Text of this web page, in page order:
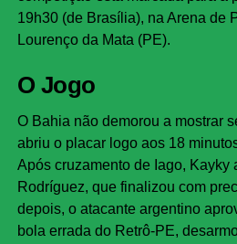
19h30 (de Brasília), na Arena de
Lourenço da Mata (PE).
O Jogo
O Bahia não demorou a mostrar
abriu o placar logo aos 18
Após cruzamento de Iago, Kayky
Rodríguez, que finalizou com
depois, o atacante argentino
bola errada do Retrô-PE,